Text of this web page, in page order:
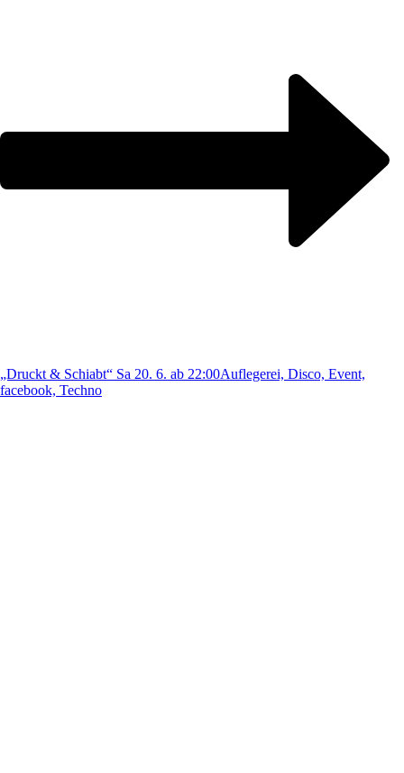
„Druckt & Schiabt“ Sa 20. 6. ab 22:00Auflegerei, Disco, Event,
facebook, Techno